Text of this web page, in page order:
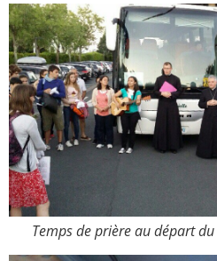
Temps de prière au départ